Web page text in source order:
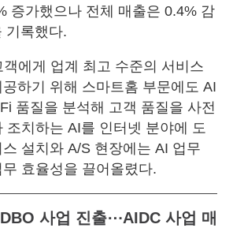
증가했으나 전체 매출은 0.4% 감
기록했다.
에게 업계 최고 수준의 서비스
하기 위해 스마트홈 부문에도 AI
품질을 분석해 고객 품질을 사전
조치하는 AI를 인터넷 분야에 도
설치와 A/S 현장에는 AI 업무
효율성을 끌어올렸다.
사업 진출⋯AIDC 사업 매